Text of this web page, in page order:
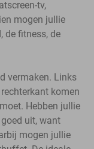
tv,
mogen jullie
de fitness, de
vermaken. Links
komen
Hebben jullie
uit, want
mogen jullie